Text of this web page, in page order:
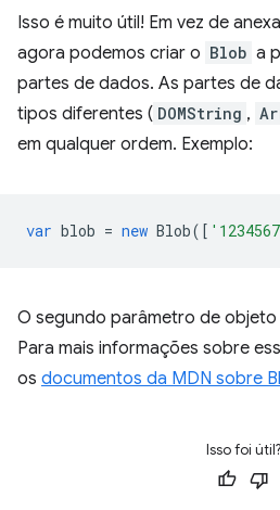
Isso é muito útil! Em vez de
agora podemos criar o Blob a
partes de dados. As partes de
tipos diferentes ( DOMString ,
em qualquer ordem. Exemplo:
var blob = new Blob([
O segundo parâmetro de
Para mais informações sobre
os documentos da MDN sobre
Isso foi útil?